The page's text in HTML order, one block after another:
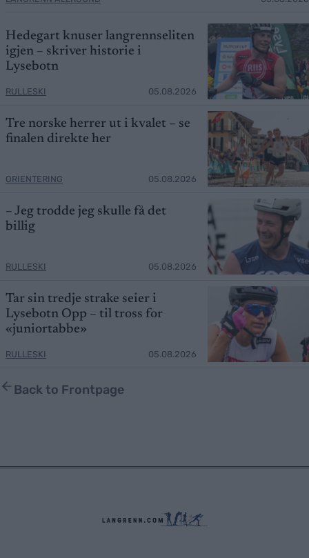
Hedegart knuser langrennseliten
igjen – skriver historie i
Lysebotn
RULLESKI 05.08.2026
Tre norske herrer ut i kvalet – se
finalen direkte her
ORIENTERING 05.08.2026
– Jeg trodde jeg skulle få det
billig
RULLESKI 05.08.2026
Tar sin tredje strake seier i
Lysebotn Opp – til tross for
«juniortabbe»
RULLESKI 05.08.2026
Back to Frontpage